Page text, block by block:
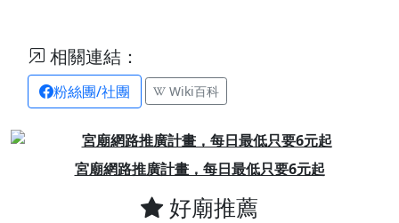
相關連結：
粉絲團/社團 Wiki百科
素聚城，專為素食打造的素食電商
Previous
好廟推薦